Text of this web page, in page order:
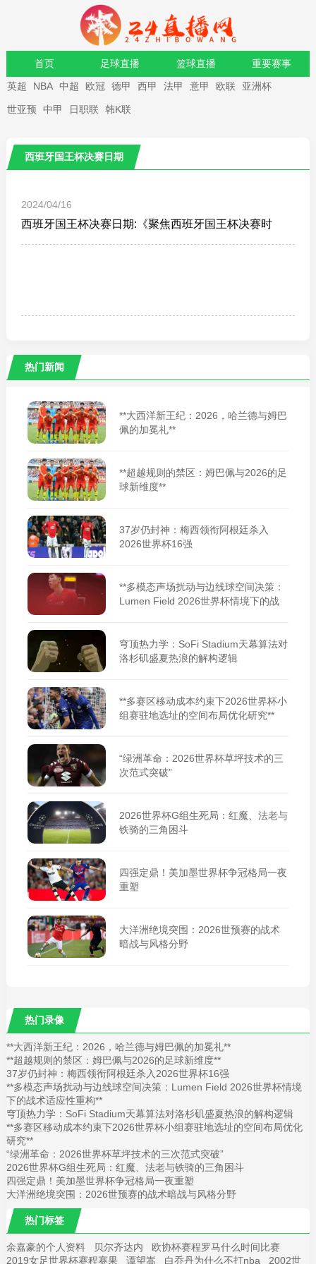
首页 足球直播 篮球直播 重要赛事
资讯 录像
英超 NBA 中超 欧冠 德甲 西甲 法甲 意甲 欧联 亚洲杯
世亚预 中甲 日职联 韩K联
西班牙国王杯决赛日期
2024/04/16
西班牙国王杯决赛日期:《聚焦西班牙国王杯决赛时
热门新闻
**大西洋新王纪：2026，哈兰德与姆巴
佩的加冕礼**
**超越规则的禁区：姆巴佩与2026的足
球新维度**
37岁仍封神：梅西领衔阿根廷杀入
2026世界杯16强
**多模态声场扰动与边线球空间决策：
Lumen Field 2026世界杯情境下的战
穹顶热力学：SoFi Stadium天幕算法对
洛杉矶盛夏热浪的解构逻辑
**多赛区移动成本约束下2026世界杯小
组赛驻地选址的空间布局优化研究**
“绿洲革命：2026世界杯草坪技术的三
次范式突破”
2026世界杯G组生死局：红魔、法老与
铁骑的三角困斗
四强定鼎！美加墨世界杯争冠格局一夜
重塑
大洋洲绝境突围：2026世预赛的战术
暗战与风格分野
热门录像
**大西洋新王纪：2026，哈兰德与姆巴佩的加冕礼**
**超越规则的禁区：姆巴佩与2026的足球新维度**
37岁仍封神：梅西领衔阿根廷杀入2026世界杯16强
**多模态声场扰动与边线球空间决策：Lumen Field 2026世界杯情境
下的战术适应性重构**
穹顶热力学：SoFi Stadium天幕算法对洛杉矶盛夏热浪的解构逻辑
**多赛区移动成本约束下2026世界杯小组赛驻地选址的空间布局优化
研究**
“绿洲革命：2026世界杯草坪技术的三次范式突破”
2026世界杯G组生死局：红魔、法老与铁骑的三角困斗
四强定鼎！美加墨世界杯争冠格局一夜重塑
大洋洲绝境突围：2026世预赛的战术暗战与风格分野
热门标签
余嘉豪的个人资料 贝尔齐达内
欧协杯赛程罗马什么时间比赛
2019女足世界杯赛程赛果
谭望嵩 白乔丹为什么不打nba 2002世